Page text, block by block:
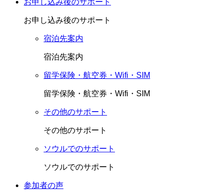
お申し込み後のサポート
お申し込み後のサポート
宿泊先案内
宿泊先案内
留学保険・航空券・Wifi・SIM
留学保険・航空券・Wifi・SIM
その他のサポート
その他のサポート
ソウルでのサポート
ソウルでのサポート
参加者の声